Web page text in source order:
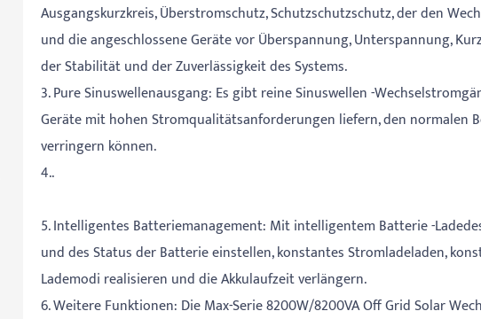
Ausgangskurzkreis, Überstromschutz, Schutzschutzschutz, der den
und die angeschlossene Geräte vor Überspannung, Unterspannung,
der Stabilität und der Zuverlässigkeit des Systems.
3. Pure Sinuswellenausgang: Es gibt reine Sinuswellen -
Geräte mit hohen Stromqualitätsanforderungen liefern, den normalen
verringern können.
4..
5. Intelligentes Batteriemanagement: Mit intelligentem Batterie -
und des Status der Batterie einstellen, konstantes Stromladeladen,
Lademodi realisieren und die Akkulaufzeit verlängern.
6. Weitere Funktionen: Die Max-Serie 8200W/8200VA Off Grid Solar